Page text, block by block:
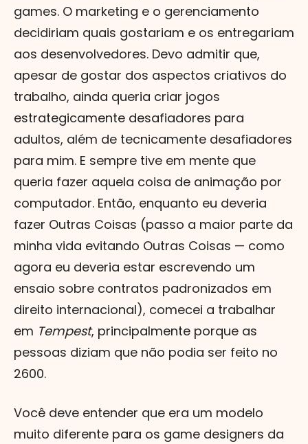
games. O marketing e o gerenciamento
decidiriam quais gostariam e os entregariam
aos desenvolvedores. Devo admitir que,
apesar de gostar dos aspectos criativos do
trabalho, ainda queria criar jogos
estrategicamente desafiadores para
adultos, além de tecnicamente desafiadores
para mim. E sempre tive em mente que
queria fazer aquela coisa de animação por
computador. Então, enquanto eu deveria
fazer Outras Coisas (passo a maior parte da
minha vida evitando Outras Coisas — como
agora eu deveria estar escrevendo um
ensaio sobre contratos padronizados em
direito internacional), comecei a trabalhar
em Tempest, principalmente porque as
pessoas diziam que não podia ser feito no
2600.
Você deve entender que era um modelo
muito diferente para os game designers da